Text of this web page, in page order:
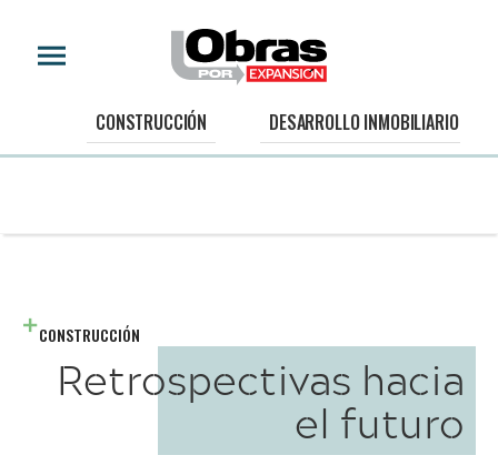
CONSTRUCCIÓN DESARROLLO INMOBILIARIO
CONSTRUCCIÓN
Retrospectivas hacia
el futuro